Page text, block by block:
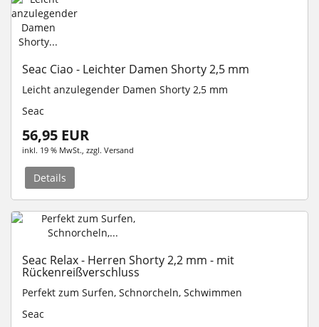
Seac Ciao - Leichter Damen Shorty 2,5 mm
Leicht anzulegender Damen Shorty 2,5 mm
Seac
56,95 EUR
inkl. 19 % MwSt. , zzgl. Versand
Details
Seac Relax - Herren Shorty 2,2 mm - mit
Rückenreißverschluss
Perfekt zum Surfen, Schnorcheln, Schwimmen
Seac